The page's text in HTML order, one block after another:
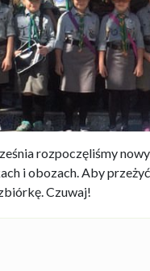
rozpoczęliśmy
i obozach. Aby
Czuwaj!